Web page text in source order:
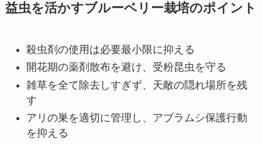
益虫を活かすブルーベリー栽培のポイント
殺虫剤の使用は必要最小限に抑える
開花期の薬剤散布を避け、受粉昆虫を守る
雑草を全て除去しすぎず、天敵の隠れ場所を残
す
アリの巣を適切に管理し、アブラムシ保護行動
を抑える